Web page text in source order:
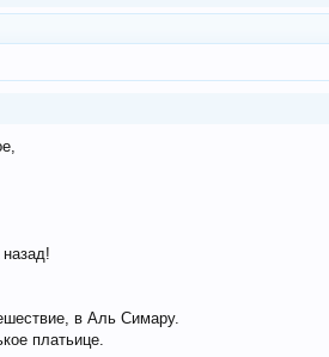
в Аль Симару.
платьице.